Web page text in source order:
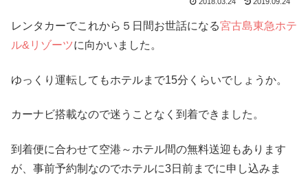
2018.03.24 2019.09.24
レンタカーでこれから５日間お世話になる宮古島東急ホテ
ル&リゾーツに向かいました。
ゆっくり運転してもホテルまで15分くらいでしょうか。
カーナビ搭載なので迷うことなく到着できました。
到着便に合わせて空港～ホテル間の無料送迎もあります
が、事前予約制なのでホテルに3日前までに申し込みま